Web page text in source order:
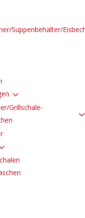
Suppenbehälter/
3
Grillschale-